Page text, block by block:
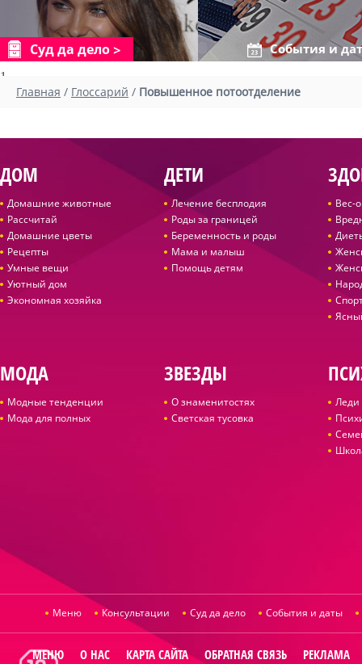
Суд да дело События и
1
Главная / Глоссарий / Повышенное потоотделение
ДОМ
Домашние животные
Рассчитай
Домашние цветы
Рецепты
Умные вещи
Уютный дом
Экономная хозяйка
ДЕТИ
Лечение бесплодия
Роды за границей
Беременность и роды
Мама и малыш
Помощь детям
Вес-
МОДА
Модные тенденции
Мода для полных
ЗВЕЗДЫ
О знаменитостях
Светская тусовка
Леди
Меню Консультации Суд да дело События и даты
МЕНЮ О НАС КАРТА САЙТА ОБРАТНАЯ СВЯЗЬ РЕКЛАМА